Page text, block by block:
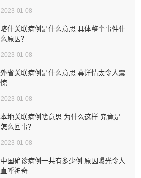
2023-01-08
喀什关联病例是什么意思 具体整个事件什
么原因？
2023-01-08
外省关联病例是什么意思 幕详情太令人震
惊
2023-01-08
本地关联病例啥意思 为什么这样 究竟是
怎么回事？
2023-01-08
中国确诊病例一共有多少例 原因曝光令人
直呼神奇